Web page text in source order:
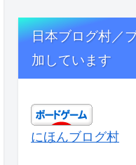
日本ブログ村／
加しています
にほんブログ村